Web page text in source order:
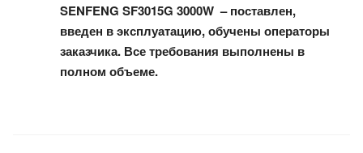
SENFENG SF3015G 3000W – поставлен,
введен в эксплуатацию, обучены операторы
заказчика. Все требования выполнены в
полном объеме.